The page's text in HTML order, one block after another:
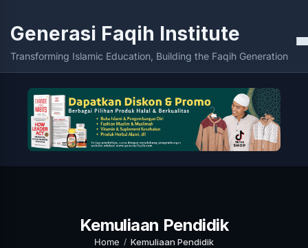
Generasi Faqih Institute
Transforming Islamic Education, Building the Faqih Generation
Kemuliaan Pendidik
Home Kemuliaan Pendidik